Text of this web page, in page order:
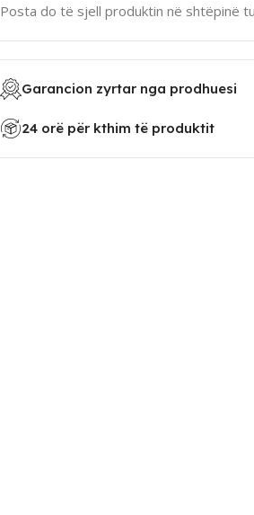
Posta do të sjell produktin në shtëpinë
Garancion zyrtar nga prodhuesi
24 orë për kthim të produktit